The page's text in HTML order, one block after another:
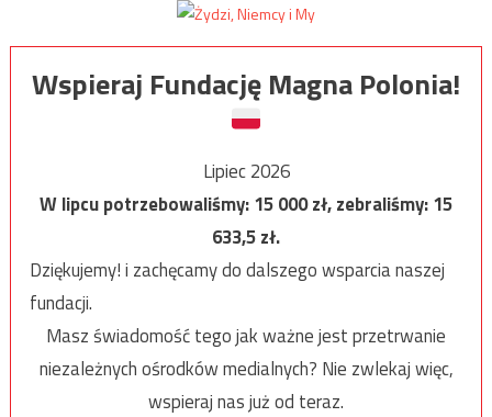
Wspieraj Fundację Magna Polonia!
Lipiec 2026
W lipcu potrzebowaliśmy:15 000zł, zebraliśmy:15
633,5zł.
Dziękujemy! i zachęcamy do dalszego wsparcia naszej
fundacji.
Masz świadomość tego jak ważne jest przetrwanie
niezależnych ośrodków medialnych? Nie zwlekaj więc,
wspieraj nas już od teraz.